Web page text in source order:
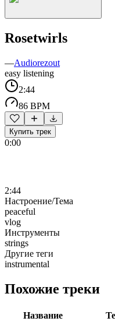
Rosetwirls
—Audiorezout
easy listening
2:44
86 BPM
Купить трек
0:00
2:44
Настроение/Тема
peaceful
vlog
Инструменты
strings
Другие теги
instrumental
Похожие треки
Название